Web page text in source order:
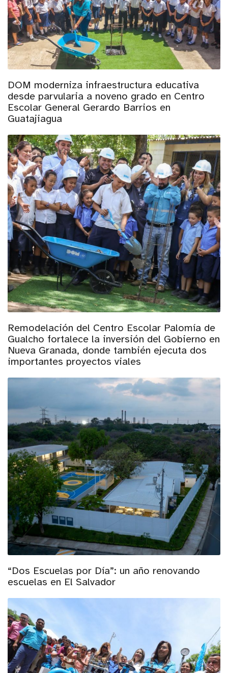
DOM moderniza infraestructura educativa
desde parvularia a noveno grado en Centro
Escolar General Gerardo Barrios en
Guatajiagua
Remodelación del Centro Escolar Palomía de
Gualcho fortalece la inversión del Gobierno en
Nueva Granada, donde también ejecuta dos
importantes proyectos viales
“Dos Escuelas por Día”: un año renovando
escuelas en El Salvador